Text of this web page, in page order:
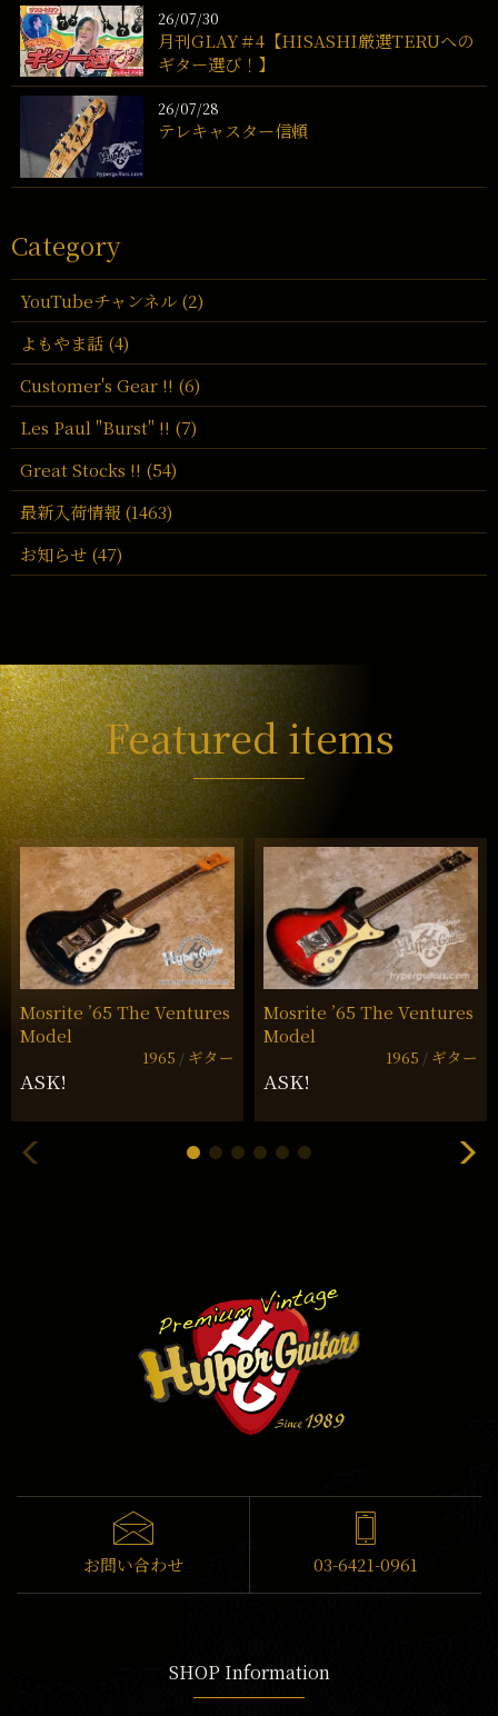
26/07/30
月刊GLAY＃4【HISASHI厳選TERUへの
ギター選び！】
26/07/28
テレキャスター信頼
Category
YouTubeチャンネル (2)
よもやま話 (4)
Customer's Gear !! (6)
Les Paul "Burst" !! (7)
Great Stocks !! (54)
最新入荷情報 (1463)
お知らせ (47)
Featured items
Mosrite ’65 The Ventures
Model
1965 ギター
ASK!
Mosrite ’65 The Ventures
Model
1965 ギター
ASK!
お問い合わせ 03-6421-0961
SHOP Information